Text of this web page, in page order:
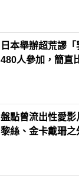
日本舉辦超荒謬
480人參加，簡直
盤點曾流出性愛
黎絲、金卡戴珊之